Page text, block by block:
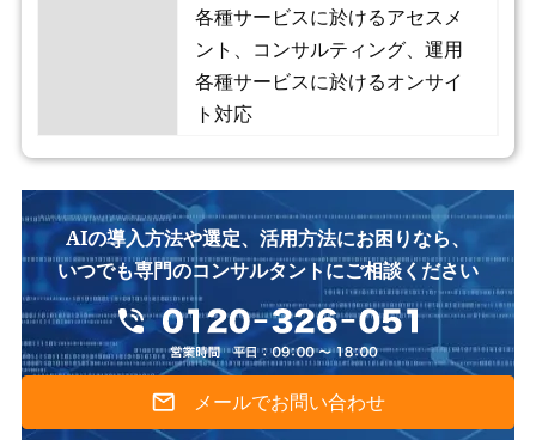
各種サービスに於けるアセスメ
ント、コンサルティング、運用
各種サービスに於けるオンサイ
ト対応
AIの導入方法や選定、活用方法にお困りなら、
いつでも専門のコンサルタントにご相談ください
メールでお問い合わせ